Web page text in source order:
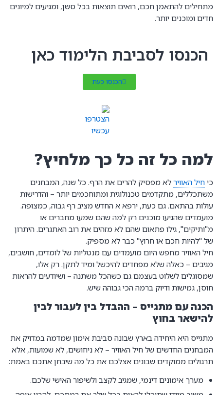
מתחילים להתאמן חכם, רואים תוצאות בכל סשן, ומגיעים למיונים
חדים ומוכנים יותר.
הכנסו לסביבת הלימוד כאן
הכנסו כעת
למה כל זה כל כך מלחיץ?
כיחיל האווירלא מפסיק להרים את הרף. כל שנה, המבחנים
משתכללים, מתקדמים טכנולוגית ומתוחכמים יותר – והדרישות
עולות בהתאם. גם כעת, ירפא א החדש מציב רף גבוה, כמצופה.
מועמדים שהגיעו מוכנים רק למה שהם שמעו מחברים או
מ"ותיקים", גילו פתאום שהם לא מזהים את רוב האתגרים. היתרון
של "להיות חכם או חרוץ" כבר לא מספיק.
חיל האוויר מחפש היום מועמדים עם מנטליות של לומדים, חושבים,
מגיבים – כאלה שלא מפחדים להיכשל ומיד לתקן. רק אלו,
שמסוגלים לשלוט בעצמם גם כשהכל משתנה – ושיודעים להראות
חוסן, גמישות ודיוק ברמה הכי גבוהה שיש.
הכנה עם מתגייס – ההבדל בין לעבור לבין
להישאר בחוץ
מתגייס היא היחידה בארץ שבונה סביבת אימון שמדמה במדויק את
המבחנים החדשים של חיל האוויר – לא ניחושים, לא שמועות, אלא
תרגולים ממוקדים שבונים אצלכם את כל מה שיבחן אתכם באמת:
מערך אימונים דינמי, שמגיב לקצב ולשיפור האישי שלכם.